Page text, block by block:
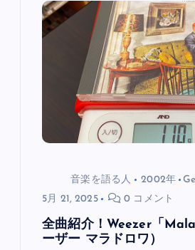
音楽を語る人 2002年
5月 21, 2025
0 コメント
全曲紹介！Weezer「
ーザー マラドロワ）